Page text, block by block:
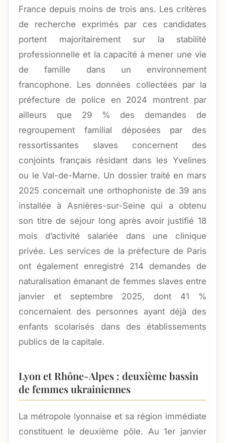
France depuis moins de trois ans. Les critères
de recherche exprimés par ces candidates
portent majoritairement sur la stabilité
professionnelle et la capacité à mener une vie
de famille dans un environnement
francophone. Les données collectées par la
préfecture de police en 2024 montrent par
ailleurs que 29 % des demandes de
regroupement familial déposées par des
ressortissantes slaves concernent des
conjoints français résidant dans les Yvelines
ou le Val-de-Marne. Un dossier traité en mars
2025 concernait une orthophoniste de 39 ans
installée à Asnières-sur-Seine qui a obtenu
son titre de séjour long après avoir justifié 18
mois d’activité salariée dans une clinique
privée. Les services de la préfecture de Paris
ont également enregistré 214 demandes de
naturalisation émanant de femmes slaves entre
janvier et septembre 2025, dont 41 %
concernaient des personnes ayant déjà des
enfants scolarisés dans des établissements
publics de la capitale.
Lyon et Rhône-Alpes : deuxième bassin
de femmes ukrainiennes
La métropole lyonnaise et sa région immédiate
constituent le deuxième pôle. Au 1er janvier